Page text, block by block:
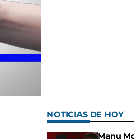
NOTICIAS DE HOY
Manu